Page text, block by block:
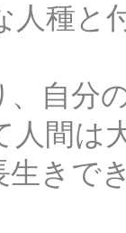
人種と
、自分
人間は
生きで